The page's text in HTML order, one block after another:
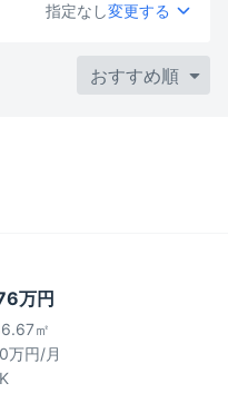
指定なし変更する
万円
㎡
万円/月